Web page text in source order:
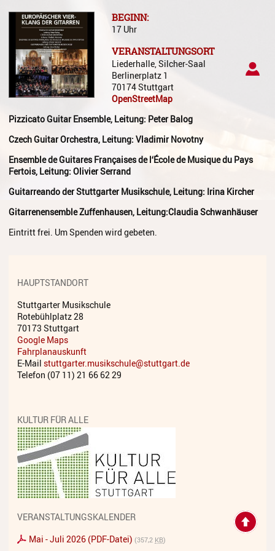
Instrumentenkarussell
Komposition
Musikproduktion, DJing und
Recording
Musiktheater - Stage
Coaching
Musiktheorie
Musiktherapie
MuM - Musikunterricht für
Menschen mit Behinderung
RockPopJazz
Unsere Lehrkräfte
Gebühren
Ermäßigungen
Mietinstrumente
BEGINN:
17 Uhr
VERANSTALTUNGSORT
Liederhalle, Silcher-Saal
Berlinerplatz 1
70174 Stuttgart
OpenStreetMap
Pizzicato Guitar Ensemble, Leitung: Peter Balog
Czech Guitar Orchestra, Leitung: Vladimir Novotny
Ensemble de Guitares Françaises de l‘École de Musique du Pays
Fertois, Leitung: Olivier Serrand
Guitarreando der Stuttgarter Musikschule, Leitung: Irina Kircher
Gitarrenensemble Zuffenhausen, Leitung:Claudia Schwanhäuser
Eintritt frei. Um Spenden wird gebeten.
HAUPTSTANDORT
Stuttgarter Musikschule
Rotebühlplatz 28
70173 Stuttgart
Google Maps
Fahrplanauskunft
E-Mail stuttgarter.musikschule@stuttgart.de
Telefon (07 11) 21 66 62 29
KULTUR FÜR ALLE
VERANSTALTUNGSKALENDER
Mai - Juli 2026 (PDF-Datei) (357,2 KB)